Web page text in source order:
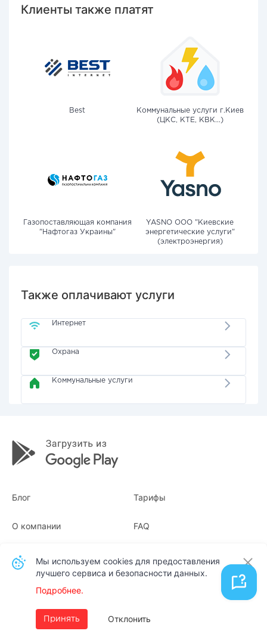
Клиенты также платят
Best
Коммунальные услуги г.Киев
(ЦКС, КТЕ, КВК...)
Газопоставляющая компания
"Нафтогаз Украины"
YASNO OOO "Киевские
энергетические услуги"
(электроэнергия)
Также оплачивают услуги
Интернет
Охрана
Коммунальные услуги
Блог Тарифы
О компании
Квитанции
FAQ
Русский
Мы используем cookies для предоставления
лучшего сервиса и безопасности данных.
Подробнее.
Принять Отклонить